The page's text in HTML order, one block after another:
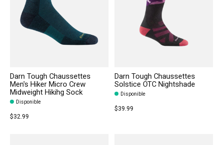
Darn Tough Chaussettes
Men's Hiker Micro Crew
Midweight Hikihg Sock
Disponible
$32.99
Darn Tough Chaussettes
Solstice OTC Nightshade
Disponible
$39.99